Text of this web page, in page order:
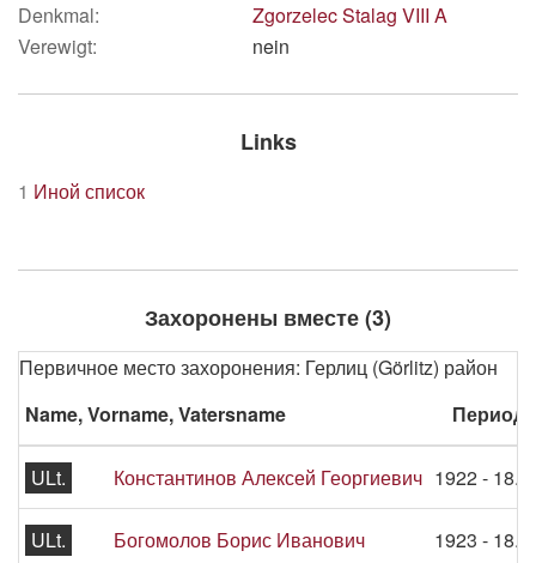
Denkmal:
Zgorzelec Stalag VIII A
Verewigt:
nein
Links
1 Иной список
Захоронены вместе (3)
Первичное место захоронения: Герлиц (Görlitz) район
Name, Vorname, Vatersname
Период
ULt. Константинов Алексей Георгиевич 1922 -
ULt. Богомолов Борис Иванович 1923 -